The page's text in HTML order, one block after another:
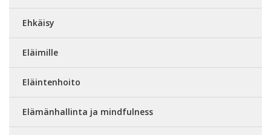
Ehkäisy
Eläimille
Eläintenhoito
Elämänhallinta ja mindfulness